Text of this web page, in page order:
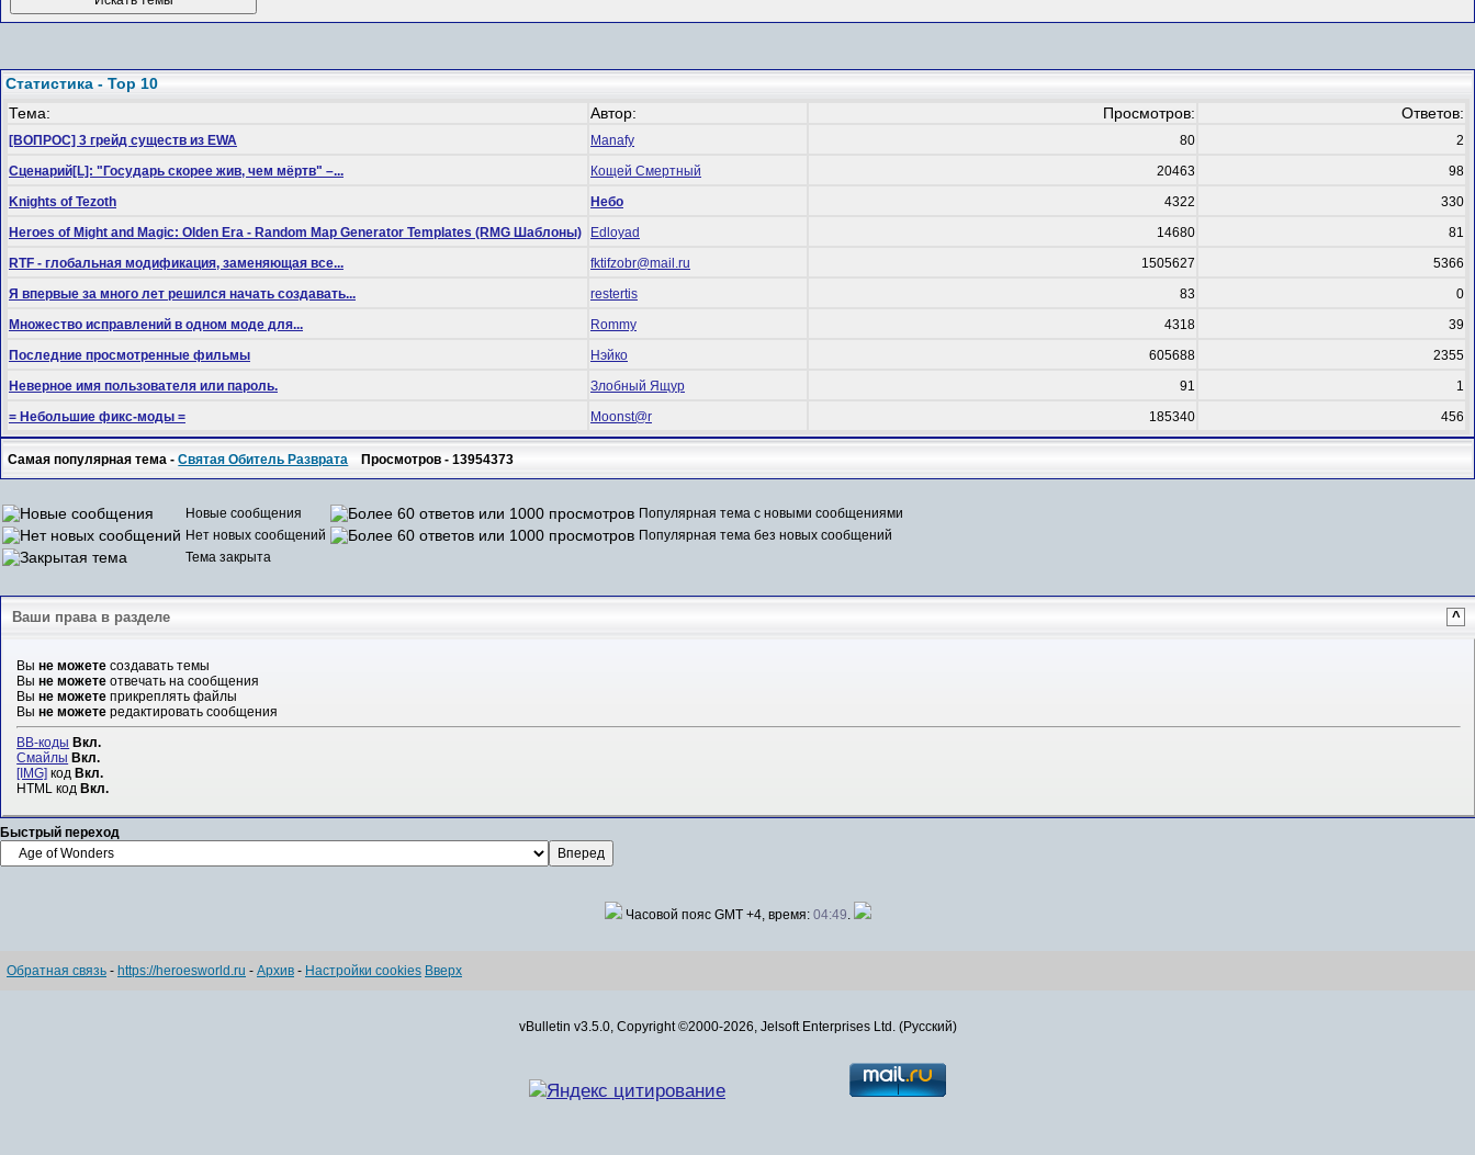
Статистика - Top 10
Тема:
Автор: Просмотров: Ответов:
[ВОПРОС] 3 грейд существ из EWA Manafy 80
2
Сценарий[L]: "Государь скорее жив, чем мёртв" –...
Кощей Смертный 20463
98
Knights of Tezoth
Небо 4322
330
Heroes of Might and Magic: Olden Era - Random Map Generator Templates (RMG Шаблоны)
Edloyad 14680
81
RTF - глобальная модификация, заменяющая все...
fktifzobr@mail.ru 1505627
5366
Я впервые за много лет решился начать создавать...
restertis 83
0
Множество исправлений в одном моде для...
Rommy 4318
39
Последние просмотренные фильмы
Нэйко 605688
2355
Неверное имя пользователя или пароль.
Злобный Ящур 91
1
= Небольшие фикс-моды =
Mооnst@r 185340 456
Самая популярная тема -Святая Обитель Разврата Просмотров - 13954373
Новые сообщения
Популярная тема с новыми сообщениями
Нет новых сообщений
Популярная тема без новых сообщений
Тема закрыта
Ваши права в разделе ^
Выне можете создавать темы
Выне можете отвечать на сообщения
Выне можете прикреплять файлы
Выне можете редактировать сообщения
BB-коды Вкл.
Смайлы Вкл.
[IMG] код Вкл.
HTML код Вкл.
Быстрый переход
Часовой пояс GMT +4, время: 04:49
Обратная связь - https://heroesworld.ru - Архив - Настройки cookies Вверх
vBulletin v3.5.0, Copyright ©2000-2026, Jelsoft Enterprises Ltd. (Русский)